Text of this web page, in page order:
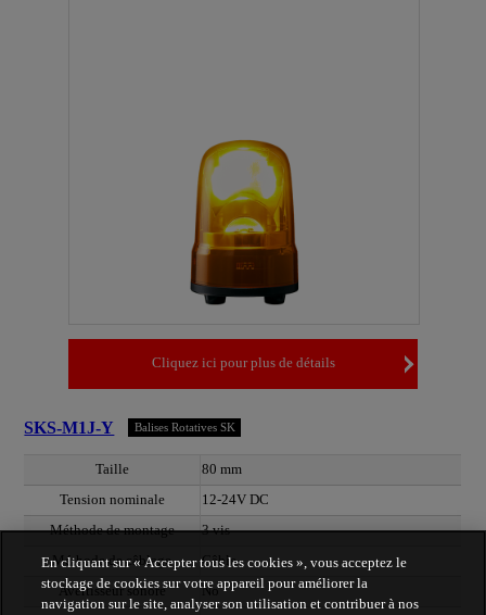
Cliquez ici pour plus de détails
SKS-M1J-Y Balises Rotatives SK
Taille
80 mm
Tension nominale
12-24V DC
Méthode de montage
3 vis
Méthode de câblage
Câble
Avertisseur sonore
No
En cliquant sur « Accepter tous les cookies », vous acceptez le
stockage de cookies sur votre appareil pour améliorer la
navigation sur le site, analyser son utilisation et contribuer à nos